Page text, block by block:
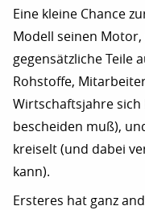
Eine kleine Chance
Modell seinen
gegensätzliche Teile
Rohstoffe,
Wirtschaftsjahre
bescheiden muß),
kreiselt (und dabei
kann).
Ersteres hat ganz